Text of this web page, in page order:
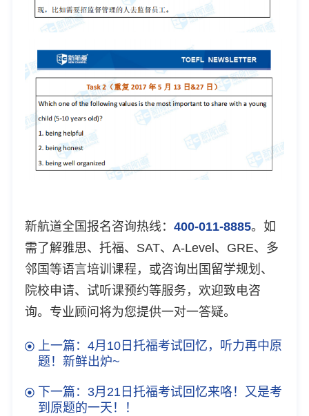
新航道全国报名咨询热线： 400-011-8885。如
需了解雅思、托福、SAT、A-Level、GRE、多
邻国等语言培训课程，或咨询出国留学规划、
院校申请、试听课预约等服务，欢迎致电咨
询。专业顾问将为您提供一对一答疑。
上一篇：4月10日托福考试回忆，听力再中原
题！新鲜出炉~
下一篇：3月21日托福考试回忆来咯！又是考
到原题的一天！！